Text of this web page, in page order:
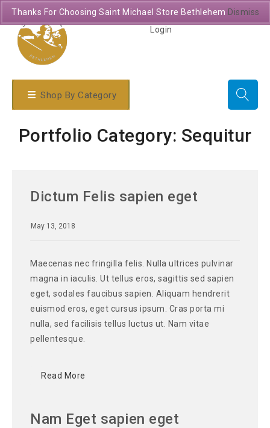
Login
Shop By Category
Portfolio Category: Sequitur
Dictum Felis sapien eget
May 13, 2018
Maecenas nec fringilla felis. Nulla ultrices pulvinar
magna in iaculis. Ut tellus eros, sagittis sed sapien
eget, sodales faucibus sapien. Aliquam hendrerit
euismod eros, eget cursus ipsum. Cras porta mi
nulla, sed facilisis tellus luctus ut. Nam vitae
pellentesque.
Read More
Nam Eget sapien eget
Thanks For Choosing Saint Michael Store Bethlehem Dismiss